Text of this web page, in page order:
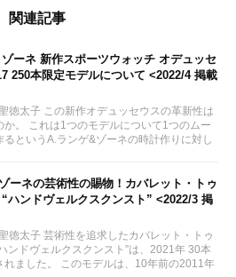
関連記事
ーネ 新作スポーツウォッチ オデュッセ
250本限定モデルについて <2022/4 掲載
徳太子 この新作オデュッセウスの革新性は
か。 これは1つのモデルについて1つのムー
るというA.ランゲ&ゾーネの時計作りに対し
ーネの芸術性の賜物！カバレット・トゥ
ハンドヴェルクスクンスト” <2022/3 掲
徳太子 芸術性を追求したカバレット・トゥ
ンドヴェルクスクンスト”は、2021年 30本
れました。 このモデルは、10年前の2011年